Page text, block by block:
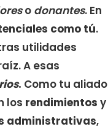
o donantes. En
como tú.
utilidades
A esas
. Como tu aliado
los rendimientos y
administrativas,